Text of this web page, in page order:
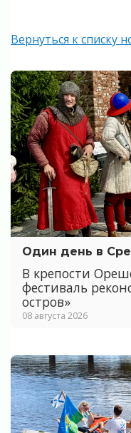
Вернуться к списку
Один день в
В крепости
фестиваль
остров»
08 августа 2026